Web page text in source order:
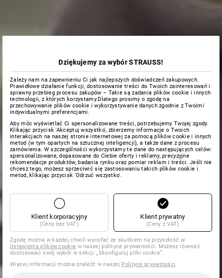
Dziękujemy za wybór STRAUSS!
Zależy nam na zapewnieniu Ci jak najlepszych doświadczeń zakupowych.
Prawidłowe działanie funkcji, dostosowanie treści do Twoich zainteresowań i
sprawny przebieg procesu zakupów – Takie są zadania plików cookie i innych
technologii, z których korzystamy.Dlatego prosimy o zgodę na
przechowywanie plików cookie i wykorzystywanie danych zgodnie z Twoimi
indywidualnymi preferencjami.
Aby móc wyświetlać Ci spersonalizowane treści, potrzebujemy Twojej zgody.
Klikając przycisk 'Akceptuj wszystko', zbierzemy informacje o Twoich
interakcjach na naszej stronie internetowej za pomocą plików cookie i innych
metod (w tym opartych na sztucznej inteligencji), a także dane z procesu
zamówienia. W szczególności wykorzystamy te dane do następujących celów:
spersonalizowane, dopasowane do Ciebie oferty i reklamy, precyzyjne
rekomendacje produktów, badania rynku oraz pomiar reklam i treści. Jeśli nie
chcesz tego, możesz sprzeciwić się zastosowaniu takich plików cookie i
metod, klikając przycisk 'Odrzuć wszystko'.
Klient korporacyjny
(Ceny bez VAT)
Klient prywatny
(Ceny z VAT)
Zgodę można w każdej chwili wycofać ze skutkiem na przyszłość w
Ustawienia plików cookie w naszej polityce prywatności. Możesz również
dostosować swój wybór w sekcji „Skonfiguruj pliki cookie”.
Więcej informacji można znaleźć w naszej Polityce prywatności.